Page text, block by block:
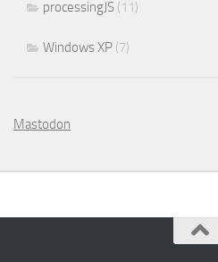
processingJS (11)
Windows XP (7)
Mastodon